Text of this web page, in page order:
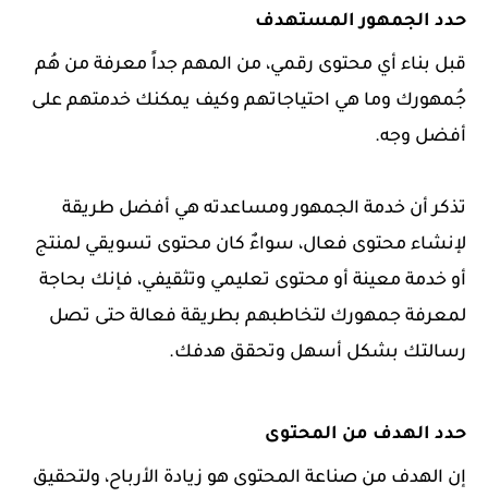
حدد الجمهور المستهدف
قبل بناء أي محتوى رقمي، من المهم جداً معرفة من هُم
جُمهورك وما هي احتياجاتهم وكيف يمكنك خدمتهم على
أفضل وجه.
تذكر أن خدمة الجمهور ومساعدته هي أفضل طريقة
لإنشاء محتوى فعال، سواءٌ كان محتوى تسويقي لمنتج
أو خدمة معينة أو محتوى تعليمي وتثقيفي، فإنك بحاجة
لمعرفة جمهورك لتخاطبهم بطريقة فعالة حتى تصل
رسالتك بشكل أسهل وتحقق هدفك.
حدد الهدف من المحتوى
إن الهدف من صناعة المحتوى هو زيادة الأرباح، ولتحقيق